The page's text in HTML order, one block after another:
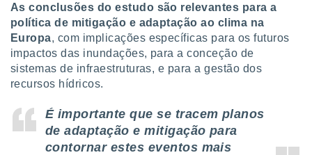
As conclusões do estudo são relevantes para a
política de mitigação e adaptação ao clima na
Europa, com implicações específicas para os futuros
impactos das inundações, para a conceção de
sistemas de infraestruturas, e para a gestão dos
recursos hídricos.
É importante que se tracem planos
de adaptação e mitigação para
contornar estes eventos mais